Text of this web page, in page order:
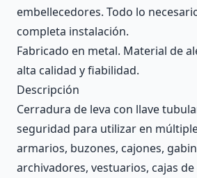
embellecedores. Todo lo
completa instalación.
Fabricado en metal. Material de
alta calidad y fiabilidad.
Descripción
Cerradura de leva con llave
seguridad para utilizar en
armarios, buzones, cajones,
archivadores, vestuarios, cajas